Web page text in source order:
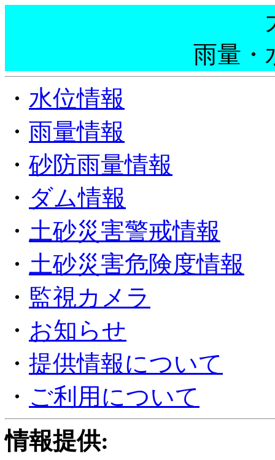
雨量・
・ 水位情報
・ 雨量情報
・ 砂防雨量情報
・ ダム情報
・ 土砂災害警戒情報
・ 土砂災害危険度情報
・ 監視カメラ
・ お知らせ
・ 提供情報について
・ ご利用について
情報提供: